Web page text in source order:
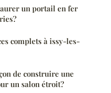
un portail en fer
complets à issy-les-
de construire une
un salon étroit?